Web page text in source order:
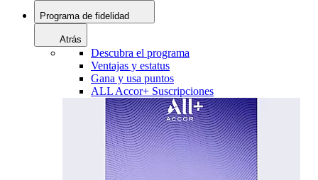
Programa de fidelidad
Atrás
Descubra el programa
Ventajas y estatus
Gana y usa puntos
ALL Accor+ Suscripciones